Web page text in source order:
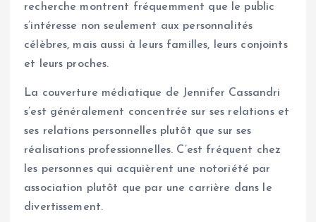
recherche montrent fréquemment que le public
s’intéresse non seulement aux personnalités
célèbres, mais aussi à leurs familles, leurs conjoints
et leurs proches.
La couverture médiatique de Jennifer Cassandri
s’est généralement concentrée sur ses relations et
ses relations personnelles plutôt que sur ses
réalisations professionnelles. C’est fréquent chez
les personnes qui acquièrent une notoriété par
association plutôt que par une carrière dans le
divertissement.